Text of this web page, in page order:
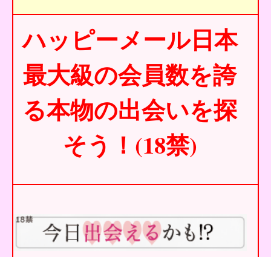
ハッピーメール日本
最大級の会員数を誇
る本物の出会いを探
そう！(18禁)